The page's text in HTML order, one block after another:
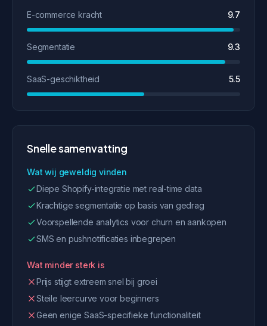
E-commerce kracht 9.7
Segmentatie 9.3
SaaS-geschiktheid 5.5
Snelle samenvatting
Wat wij geweldig vinden
Diepe Shopify-integratie met real-time data
Krachtige segmentatie op basis van gedrag
Voorspellende analytics voor churn en aankopen
SMS en pushnotificaties inbegrepen
Wat minder sterk is
Prijs stijgt extreem snel bij groei
Steile leercurve voor beginners
Geen enige SaaS-specifieke functionaliteit